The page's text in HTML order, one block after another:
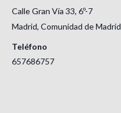
Calle Gran Vía 33, 6º-7
Madrid, Comunidad de Madrid
Teléfono
657686757